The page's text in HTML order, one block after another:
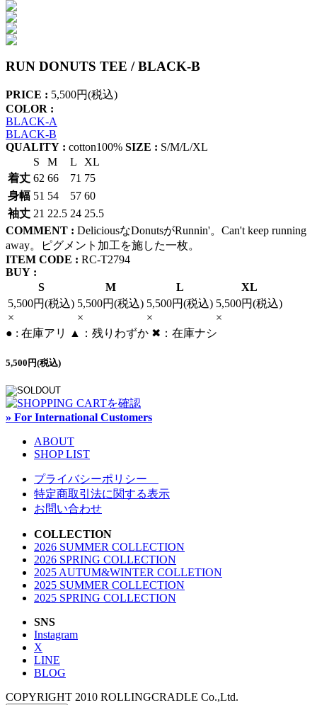
RUN DONUTS TEE / BLACK-B
PRICE : 5,500円(税込)
COLOR :
BLACK-A
BLACK-B
QUALITY : cotton100% SIZE : S/M/L/XL
S
M L
XL
着丈 62 66 71 75
身幅 51 54 57 60
袖丈 21 22.5 24 25.5
COMMENT : DeliciousなDonutsがRunnin'。Can't keep running
away。ピグメント加工を施した一枚。
ITEM CODE : RC-T2794
BUY :
S
M L
XL
5,500円(税込)
×
5,500円(税込)
×
5,500円(税込)
×
5,500円(税込)
×
● : 在庫アリ ▲：残りわずか ✖︎：在庫ナシ
5,500円(税込)
» For International Customers
ABOUT
SHOP LIST
プライバシーポリシー
特定商取引法に関する表示
お問い合わせ
COLLECTION
2026 SUMMER COLLECTION
2026 SPRING COLLECTION
2025 AUTUM&WINTER COLLETION
2025 SUMMER COLLECTION
2025 SPRING COLLECTION
SNS
Instagram
X
LINE
BLOG
COPYRIGHT 2010 ROLLINGCRADLE Co.,Ltd.